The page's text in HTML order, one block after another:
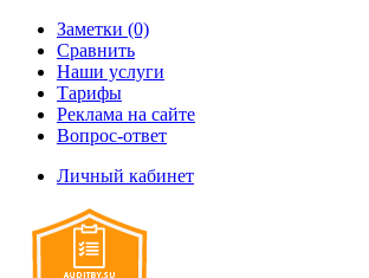
Заметки (0)
Сравнить
Наши услуги
Тарифы
Реклама на сайте
Вопрос-ответ
Личный кабинет